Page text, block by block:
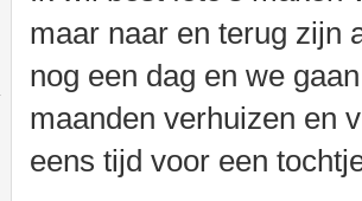
maar naar en terug zijn
nog een dag en we
maanden verhuizen en
eens tijd voor een